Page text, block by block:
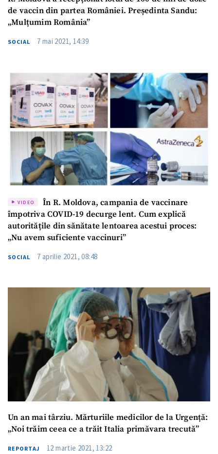
de vaccin din partea României. Președinta Sandu:
„Mulțumim România”
SOCIAL 7 mai 2021, 14:39
VIDEO
În R. Moldova, campania de vaccinare
împotriva COVID-19 decurge lent. Cum explică
autoritățile din sănătate lentoarea acestui proces:
„Nu avem suficiente vaccinuri”
SOCIAL 7 aprilie 2021, 08:48
Un an mai târziu. Mărturiile medicilor de la Urgență:
„Noi trăim ceea ce a trăit Italia primăvara trecută”
REPORTAJ 12 martie 2021, 13:22